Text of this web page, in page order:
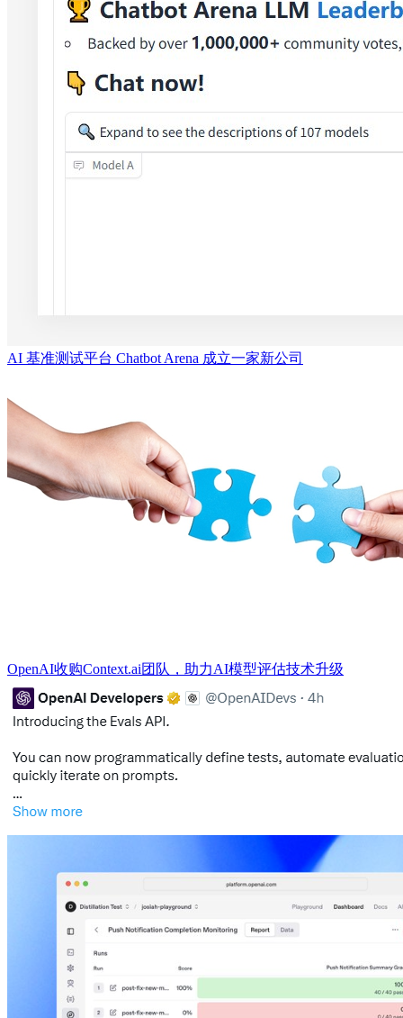
AI 基准测试平台 Chatbot Arena 成立一家新公司
OpenAI收购Context.ai团队，助力AI模型评估技术升级